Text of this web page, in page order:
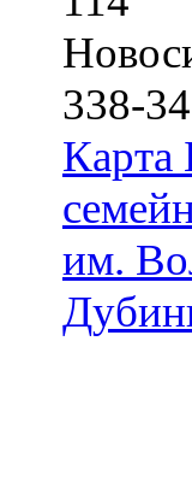
338-
Карта
им.